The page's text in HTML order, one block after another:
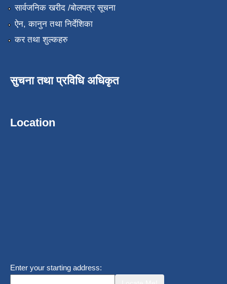
सार्वजनिक खरीद /बोलपत्र सूचना
ऐन, कानुन तथा निर्देशिका
कर तथा शुल्कहरु
सुचना तथा प्रविधि अधिकृत
Location
Enter your starting address: